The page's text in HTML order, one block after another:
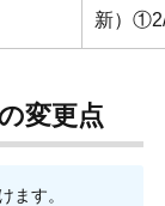
新）
変更点
ます。